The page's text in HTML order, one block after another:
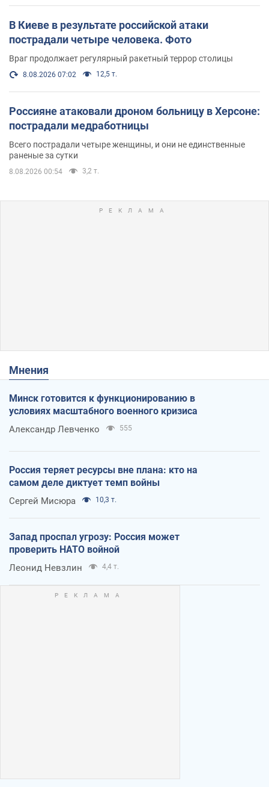
В Киеве в результате российской атаки
пострадали четыре человека. Фото
Враг продолжает регулярный ракетный террор столицы
8.08.2026 07:02 12,5 т.
Россияне атаковали дроном больницу в Херсоне:
пострадали медработницы
Всего пострадали четыре женщины, и они не единственные
раненые за сутки
8.08.2026 00:54 3,2 т.
Мнения
Минск готовится к функционированию в
условиях масштабного военного кризиса
Александр Левченко 555
Россия теряет ресурсы вне плана: кто на
самом деле диктует темп войны
Сергей Мисюра 10,3 т.
Запад проспал угрозу: Россия может
проверить НАТО войной
Леонид Невзлин 4,4 т.